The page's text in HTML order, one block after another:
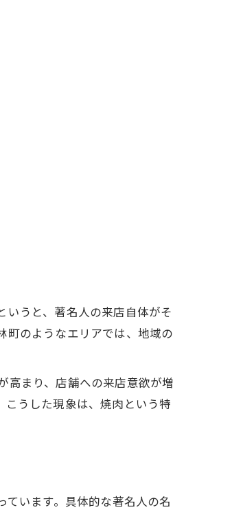
いうと、著名人の来店自体がそ
町のようなエリアでは、地域の
高まり、店舗への来店意欲が増
うした現象は、焼肉という特
います。具体的な著名人の名